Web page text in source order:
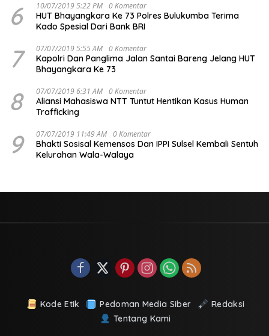
6 10/07/2019 5:22 PM 0 Komentar
HUT Bhayangkara Ke 73 Polres Bulukumba Terima
Kado Spesial Dari Bank BRI
7 07/07/2019 5:55 AM 0 Komentar
Kapolri Dan Panglima Jalan Santai Bareng Jelang HUT
Bhayangkara Ke 73
8 07/07/2019 6:31 AM 0 Komentar
Aliansi Mahasiswa NTT Tuntut Hentikan Kasus Human
Trafficking
9 07/07/2019 11:49 AM 0 Komentar
Bhakti Sosisal Kemensos Dan IPPI Sulsel Kembali Sentuh
Kelurahan Wala-Walaya
Kode Etik Pedoman Media Siber
Redaksi
Tentang Kami